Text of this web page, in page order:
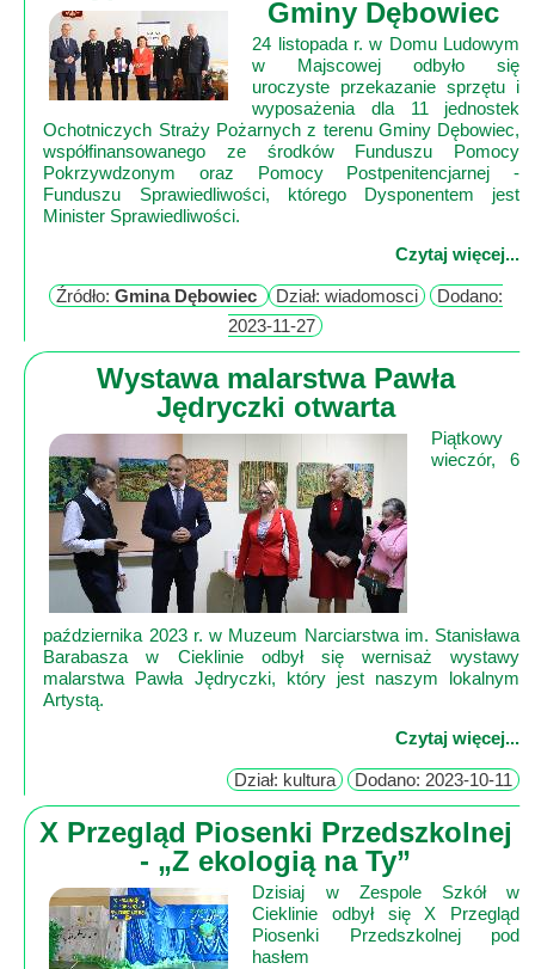
Gminy Dębowiec
24 listopada r. w Domu Ludowym
w Majscowej odbyło się
uroczyste przekazanie sprzętu i
wyposażenia dla 11 jednostek
Ochotniczych Straży Pożarnych z terenu Gminy Dębowiec,
współfinansowanego ze środków Funduszu Pomocy
Pokrzywdzonym oraz Pomocy Postpenitencjarnej -
Funduszu Sprawiedliwości, którego Dysponentem jest
Minister Sprawiedliwości.
Czytaj więcej...
Źródło: Gmina Dębowiec Dział: wiadomosci
Dodano:
2023-11-27
Wystawa malarstwa Pawła
Jędryczki otwarta
Piątkowy
wieczór, 6
października 2023 r. w Muzeum Narciarstwa im. Stanisława
Barabasza w Cieklinie odbył się wernisaż wystawy
malarstwa Pawła Jędryczki, który jest naszym lokalnym
Artystą.
Czytaj więcej...
Dział: kultura Dodano: 2023-10-11
X Przegląd Piosenki Przedszkolnej
- „Z ekologią na Ty”
Dzisiaj w Zespole Szkół w
Cieklinie odbył się X Przegląd
Piosenki Przedszkolnej pod
hasłem